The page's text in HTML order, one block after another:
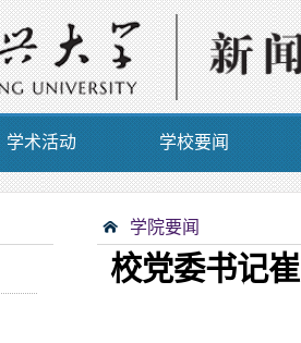
学术活动 学校要闻
学院要闻
校党委书记